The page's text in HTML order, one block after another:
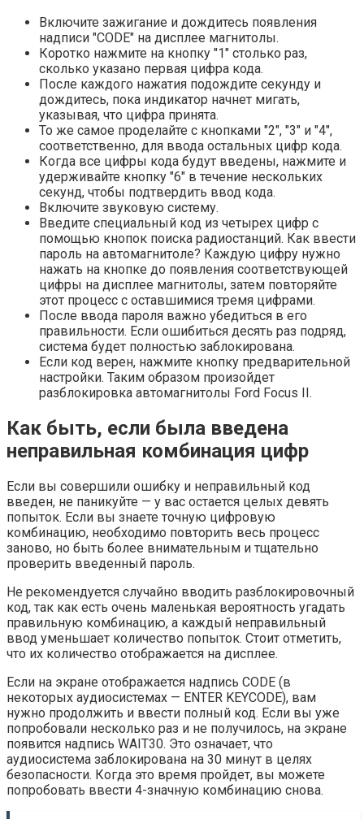
Включите зажигание и дождитесь появления
надписи "CODE" на дисплее магнитолы.
Коротко нажмите на кнопку "1" столько раз,
сколько указано первая цифра кода.
После каждого нажатия подождите секунду и
дождитесь, пока индикатор начнет мигать,
указывая, что цифра принята.
То же самое проделайте с кнопками "2", "3" и "4",
соответственно, для ввода остальных цифр кода.
Когда все цифры кода будут введены, нажмите и
удерживайте кнопку "6" в течение нескольких
секунд, чтобы подтвердить ввод кода.
Включите звуковую систему.
Введите специальный код из четырех цифр с
помощью кнопок поиска радиостанций. Как ввести
пароль на автомагнитоле? Каждую цифру нужно
нажать на кнопке до появления соответствующей
цифры на дисплее магнитолы, затем повторяйте
этот процесс с оставшимися тремя цифрами.
После ввода пароля важно убедиться в его
правильности. Если ошибиться десять раз подряд,
система будет полностью заблокирована.
Если код верен, нажмите кнопку предварительной
настройки. Таким образом произойдет
разблокировка автомагнитолы Ford Focus II.
Как быть, если была введена
неправильная комбинация цифр
Если вы совершили ошибку и неправильный код
введен, не паникуйте — у вас остается целых девять
попыток. Если вы знаете точную цифровую
комбинацию, необходимо повторить весь процесс
заново, но быть более внимательным и тщательно
проверить введенный пароль.
Не рекомендуется случайно вводить разблокировочный
код, так как есть очень маленькая вероятность угадать
правильную комбинацию, а каждый неправильный
ввод уменьшает количество попыток. Стоит отметить,
что их количество отображается на дисплее.
Если на экране отображается надпись CODE (в
некоторых аудиосистемах — ENTER KEYCODE), вам
нужно продолжить и ввести полный код. Если вы уже
попробовали несколько раз и не получилось, на экране
появится надпись WAIT30. Это означает, что
аудиосистема заблокирована на 30 минут в целях
безопасности. Когда это время пройдет, вы можете
попробовать ввести 4-значную комбинацию снова.